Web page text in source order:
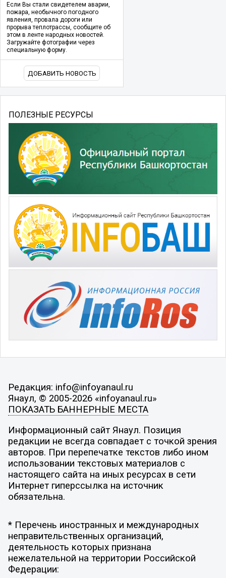
Если Вы стали свидетелем аварии,
пожара, необычного погодного
явления, провала дороги или
прорыва теплотрассы, сообщите об
этом в ленте народных новостей.
Загружайте фотографии через
специальную форму.
ДОБАВИТЬ НОВОСТЬ
ПОЛЕЗНЫЕ РЕСУРСЫ
Редакция: info@infoyanaul.ru
Янаул, © 2005-2026 «infoyanaul.ru»
ПОКАЗАТЬ БАННЕРНЫЕ МЕСТА
Информационный сайт Янаул. Позиция
редакции не всегда совпадает с точкой зрения
авторов. При перепечатке текстов либо ином
использовании текстовых материалов с
настоящего сайта на иных ресурсах в сети
Интернет гиперссылка на источник
обязательна.
* Перечень иностранных и международных
неправительственных организаций,
деятельность которых признана
нежелательной на территории Российской
Федерации: